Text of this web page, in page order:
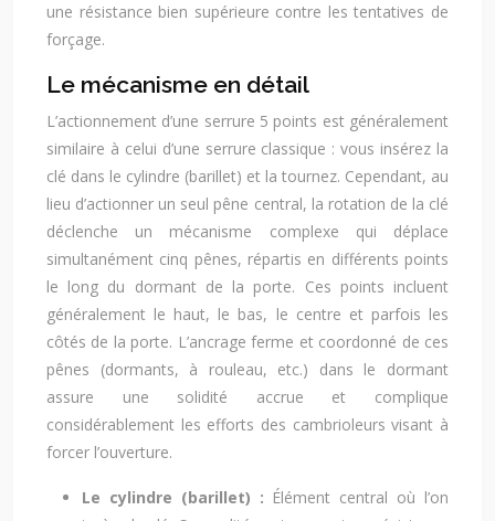
une résistance bien supérieure contre les tentatives de
forçage.
Le mécanisme en détail
L’actionnement d’une serrure 5 points est généralement
similaire à celui d’une serrure classique : vous insérez la
clé dans le cylindre (barillet) et la tournez. Cependant, au
lieu d’actionner un seul pêne central, la rotation de la clé
déclenche un mécanisme complexe qui déplace
simultanément cinq pênes, répartis en différents points
le long du dormant de la porte. Ces points incluent
généralement le haut, le bas, le centre et parfois les
côtés de la porte. L’ancrage ferme et coordonné de ces
pênes (dormants, à rouleau, etc.) dans le dormant
assure une solidité accrue et complique
considérablement les efforts des cambrioleurs visant à
forcer l’ouverture.
Le cylindre (barillet) : Élément central où l’on